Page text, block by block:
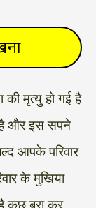
मृत्यु हो गई है
है और इस सपने
आपके परिवार
के मुखिया
कुछ बुरा कर